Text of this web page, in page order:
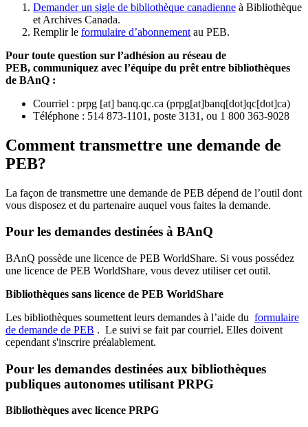
Demander un sigle de bibliothèque canadienne à Bibliothèque
et Archives Canada.
Remplir le formulaire d’abonnement au PEB.
Pour toute question sur l’adhésion au réseau de
PEB, communiquez avec l’équipe du prêt entre bibliothèques
de BAnQ :
Courriel : prpg [at] banq.qc.ca (prpg[at]banq[dot]qc[dot]ca)
Téléphone : 514 873-1101, poste 3131, ou 1 800 363-9028
Comment transmettre une demande de
PEB?
La façon de transmettre une demande de PEB dépend de l’outil dont
vous disposez et du partenaire auquel vous faites la demande.
Pour les demandes destinées à BAnQ
BAnQ possède une licence de PEB WorldShare. Si vous possédez
une licence de PEB WorldShare, vous devez utiliser cet outil.
Bibliothèques sans licence de PEB WorldShare
Les bibliothèques soumettent leurs demandes à l’aide du formulaire
de demande de PEB . Le suivi se fait par courriel. Elles doivent
cependant s'inscrire préalablement.
Pour les demandes destinées aux bibliothèques
publiques autonomes utilisant PRPG
Bibliothèques avec licence PRPG